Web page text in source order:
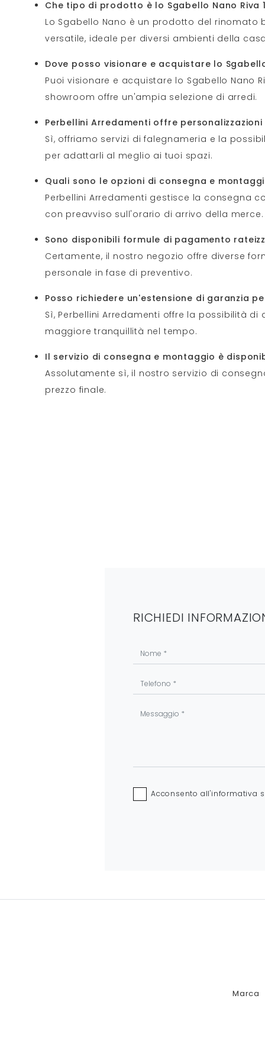
Che tipo di prodotto è lo Sgabello Nano Riva
Lo Sgabello Nano è un prodotto del
versatile, ideale per diversi ambienti della
Dove posso visionare e acquistare lo
Puoi visionare e acquistare lo Sgabello Nano
showroom offre un'ampia selezione di arredi.
Perbellini Arredamenti offre
Sì, offriamo servizi di falegnameria e la
per adattarli al meglio ai tuoi spazi.
Quali sono le opzioni di consegna e
Perbellini Arredamenti gestisce la consegna
con preavviso sull'orario di arrivo della merce.
Sono disponibili formule di pagamento
Certamente, il nostro negozio offre diverse
personale in fase di preventivo.
Posso richiedere un'estensione di garanzia
Sì, Perbellini Arredamenti offre la possibilità
maggiore tranquillità nel tempo.
Il servizio di consegna e montaggio è
Assolutamente sì, il nostro servizio di
prezzo finale.
RICHIEDI
Acconsento all'informativa
Marca